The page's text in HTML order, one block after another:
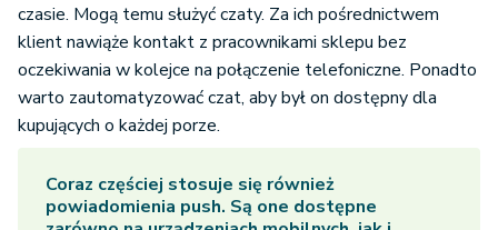
czasie. Mogą temu służyć czaty. Za ich pośrednictwem
klient nawiąże kontakt z pracownikami sklepu bez
oczekiwania w kolejce na połączenie telefoniczne. Ponadto
warto zautomatyzować czat, aby był on dostępny dla
kupujących o każdej porze.
Coraz częściej stosuje się również
powiadomienia push. Są one dostępne